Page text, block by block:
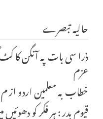
حالیہ تبصرے
ذرا سی بات پہ آنگن کا
عزم
خطاب بہ معلمین اردواز
قیوم بدر : ہر فکر کو